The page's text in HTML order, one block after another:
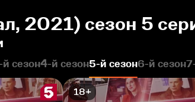
2021) сезон 5
сезон4-й сезон5-й сезон6-й сезон
18+